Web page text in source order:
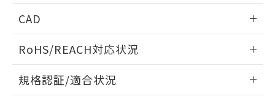
端子配置/内部接続
電気的寿命曲線
CAD
ドすることができます。
ログイン/会員登録
RoHS/REACH対応状況
EU RoHS 注意事項・凡例
規格認証/適合状況